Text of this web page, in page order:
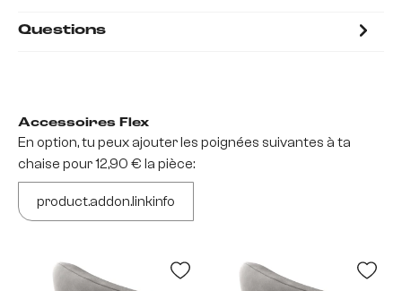
Questions
Accessoires Flex
En option, tu peux ajouter les poignées suivantes à ta
chaise pour 12,90 € la pièce:
product.addon.linkinfo